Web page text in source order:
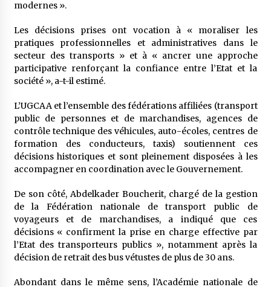
modernes ».
Les décisions prises ont vocation à « moraliser les
pratiques professionnelles et administratives dans le
secteur des transports » et à « ancrer une approche
participative renforçant la confiance entre l’Etat et la
société », a-t-il estimé.
L’UGCAA et l’ensemble des fédérations affiliées (transport
public de personnes et de marchandises, agences de
contrôle technique des véhicules, auto-écoles, centres de
formation des conducteurs, taxis) soutiennent ces
décisions historiques et sont pleinement disposées à les
accompagner en coordination avec le Gouvernement.
De son côté, Abdelkader Boucherit, chargé de la gestion
de la Fédération nationale de transport public de
voyageurs et de marchandises, a indiqué que ces
décisions « confirment la prise en charge effective par
l’Etat des transporteurs publics », notamment après la
décision de retrait des bus vétustes de plus de 30 ans.
Abondant dans le même sens, l’Académie nationale de